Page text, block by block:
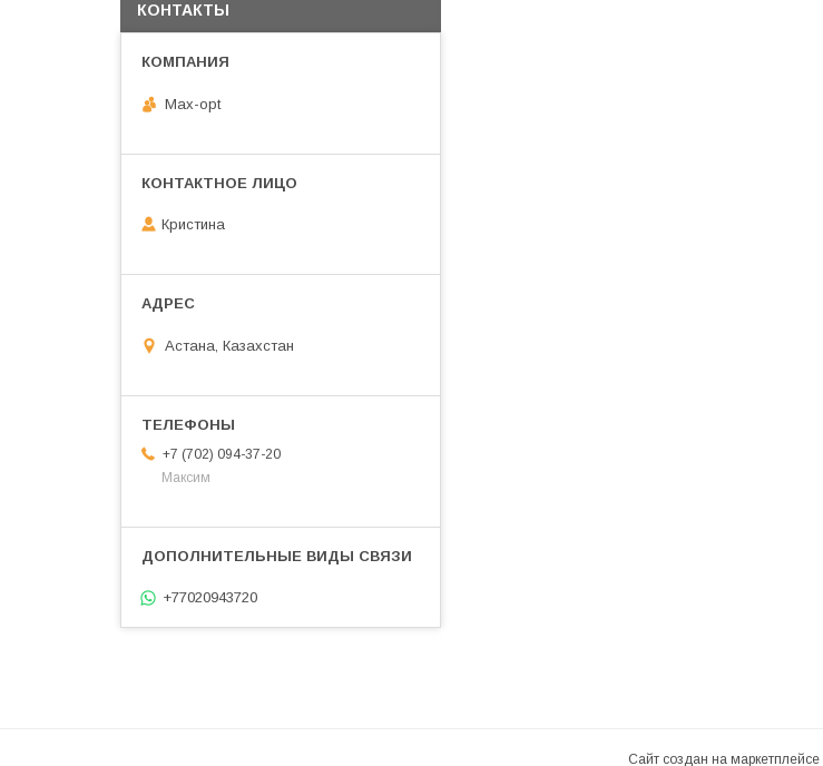
КОНТАКТЫ
Max-opt
Кристина
Астана, Казахстан
+7 (702) 094-37-20
Максим
+77020943720
Сайт создан на маркетплейсе